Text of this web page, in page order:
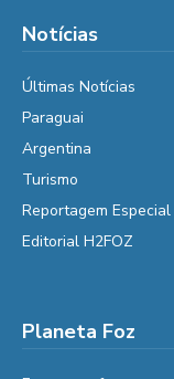
Notícias
Últimas Notícias
Paraguai
Argentina
Turismo
Reportagem Especial
Editorial H2FOZ
Planeta Foz